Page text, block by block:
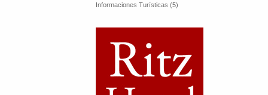
Informaciones Turísticas (5)